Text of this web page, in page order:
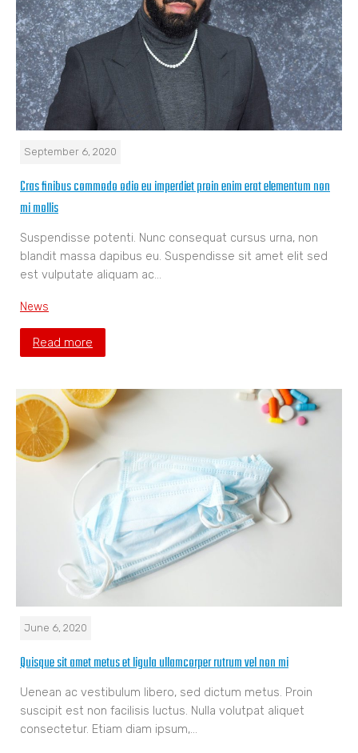
September 6, 2020
Cras finibus commodo odio eu imperdiet proin enim erat elementum non
mi mollis
Suspendisse potenti. Nunc consequat cursus urna, non
blandit massa dapibus eu. Suspendisse sit amet elit sed
est vulputate aliquam ac…
News
Read more
June 6, 2020
Quisque sit amet metus et ligula ullamcorper rutrum vel non mi
Uenean ac vestibulum libero, sed dictum metus. Proin
suscipit est non facilisis luctus. Nulla volutpat aliquet
consectetur. Etiam diam ipsum,…